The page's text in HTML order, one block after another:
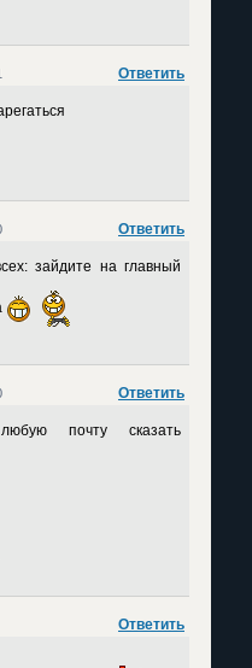
Ответить
Ответить
зайдите на главный
Ответить
почту сказать
Ответить